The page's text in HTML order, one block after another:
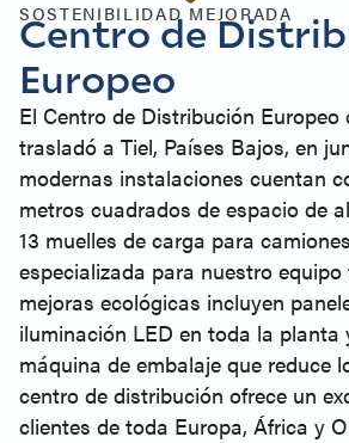
SOSTENIBILIDAD MEJORADA
Centro de
Europeo
El Centro de Distribución Europeo
trasladó a Tiel, Países Bajos, en
modernas instalaciones cuentan
metros cuadrados de espacio de
13 muelles de carga para
especializada para nuestro
mejoras ecológicas incluyen
iluminación LED en toda la planta
máquina de embalaje que reduce
centro de distribución ofrece un
clientes de toda Europa, África y